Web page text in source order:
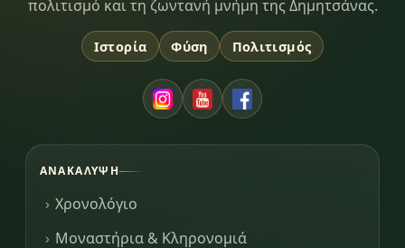
πολιτισμό και τη ζωντανή μνήμη της Δημητσάνας.
Ιστορία Φύση Πολιτισμός
ΑΝΑΚΆΛΥΨΗ
Χρονολόγιο
Μοναστήρια & Κληρονομιά